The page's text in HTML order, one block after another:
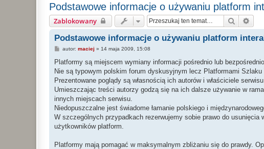
Podstawowe informacje o używaniu platform
Zablokowany Szukaj
Podstawowe informacje o używaniu platform
P
s
autor: maciej » 14 maja 2009, 15:08
Platformy są miejscem wymiany informacji pośrednio lub
Nie są typowym polskim forum dyskusyjnym lecz Platformami
Prezentowane poglądy są własnością ich autorów i właściciele
Umieszczając treści autorzy godzą się na ich dalsze używanie w
innych miejscach serwisu.
Niedopuszczalne jest świadome łamanie polskiego i
W szczególnych przypadkach rezerwujemy sobie prawo do
użytkowników platform.
Platformy mają pomagać w maksymalnym zbliżaniu się do prawdy.